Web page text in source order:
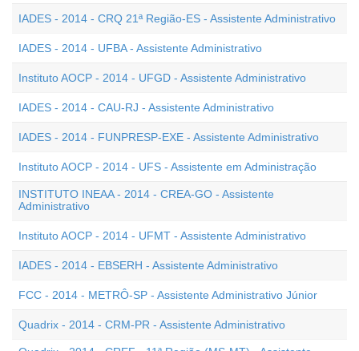
IADES - 2014 - CRQ 21ª Região-ES - Assistente Administrativo
IADES - 2014 - UFBA - Assistente Administrativo
Instituto AOCP - 2014 - UFGD - Assistente Administrativo
IADES - 2014 - CAU-RJ - Assistente Administrativo
IADES - 2014 - FUNPRESP-EXE - Assistente Administrativo
Instituto AOCP - 2014 - UFS - Assistente em Administração
INSTITUTO INEAA - 2014 - CREA-GO - Assistente
Administrativo
Instituto AOCP - 2014 - UFMT - Assistente Administrativo
IADES - 2014 - EBSERH - Assistente Administrativo
FCC - 2014 - METRÔ-SP - Assistente Administrativo Júnior
Quadrix - 2014 - CRM-PR - Assistente Administrativo